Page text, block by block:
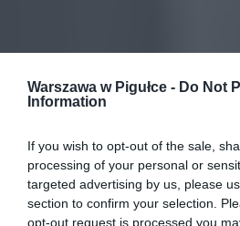
Warszawa w Pigułce - Do Not
Information
If you wish to opt-out of the sale,
processing of your personal or
targeted advertising by us, please
section to confirm your selection.
opt-out request is processed you